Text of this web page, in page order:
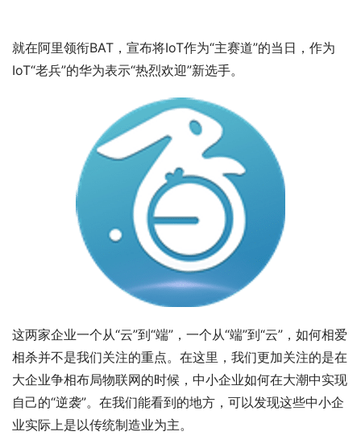
就在阿里领衔BAT，宣布将IoT作为“主赛道”的当日，作为
IoT“老兵”的华为表示“热烈欢迎”新选手。
这两家企业一个从“云”到“端”，一个从“端”到“云”，如何相爱
相杀并不是我们关注的重点。在这里，我们更加关注的是在
大企业争相布局物联网的时候，中小企业如何在大潮中实现
自己的“逆袭”。在我们能看到的地方，可以发现这些中小企
业实际上是以传统制造业为主。